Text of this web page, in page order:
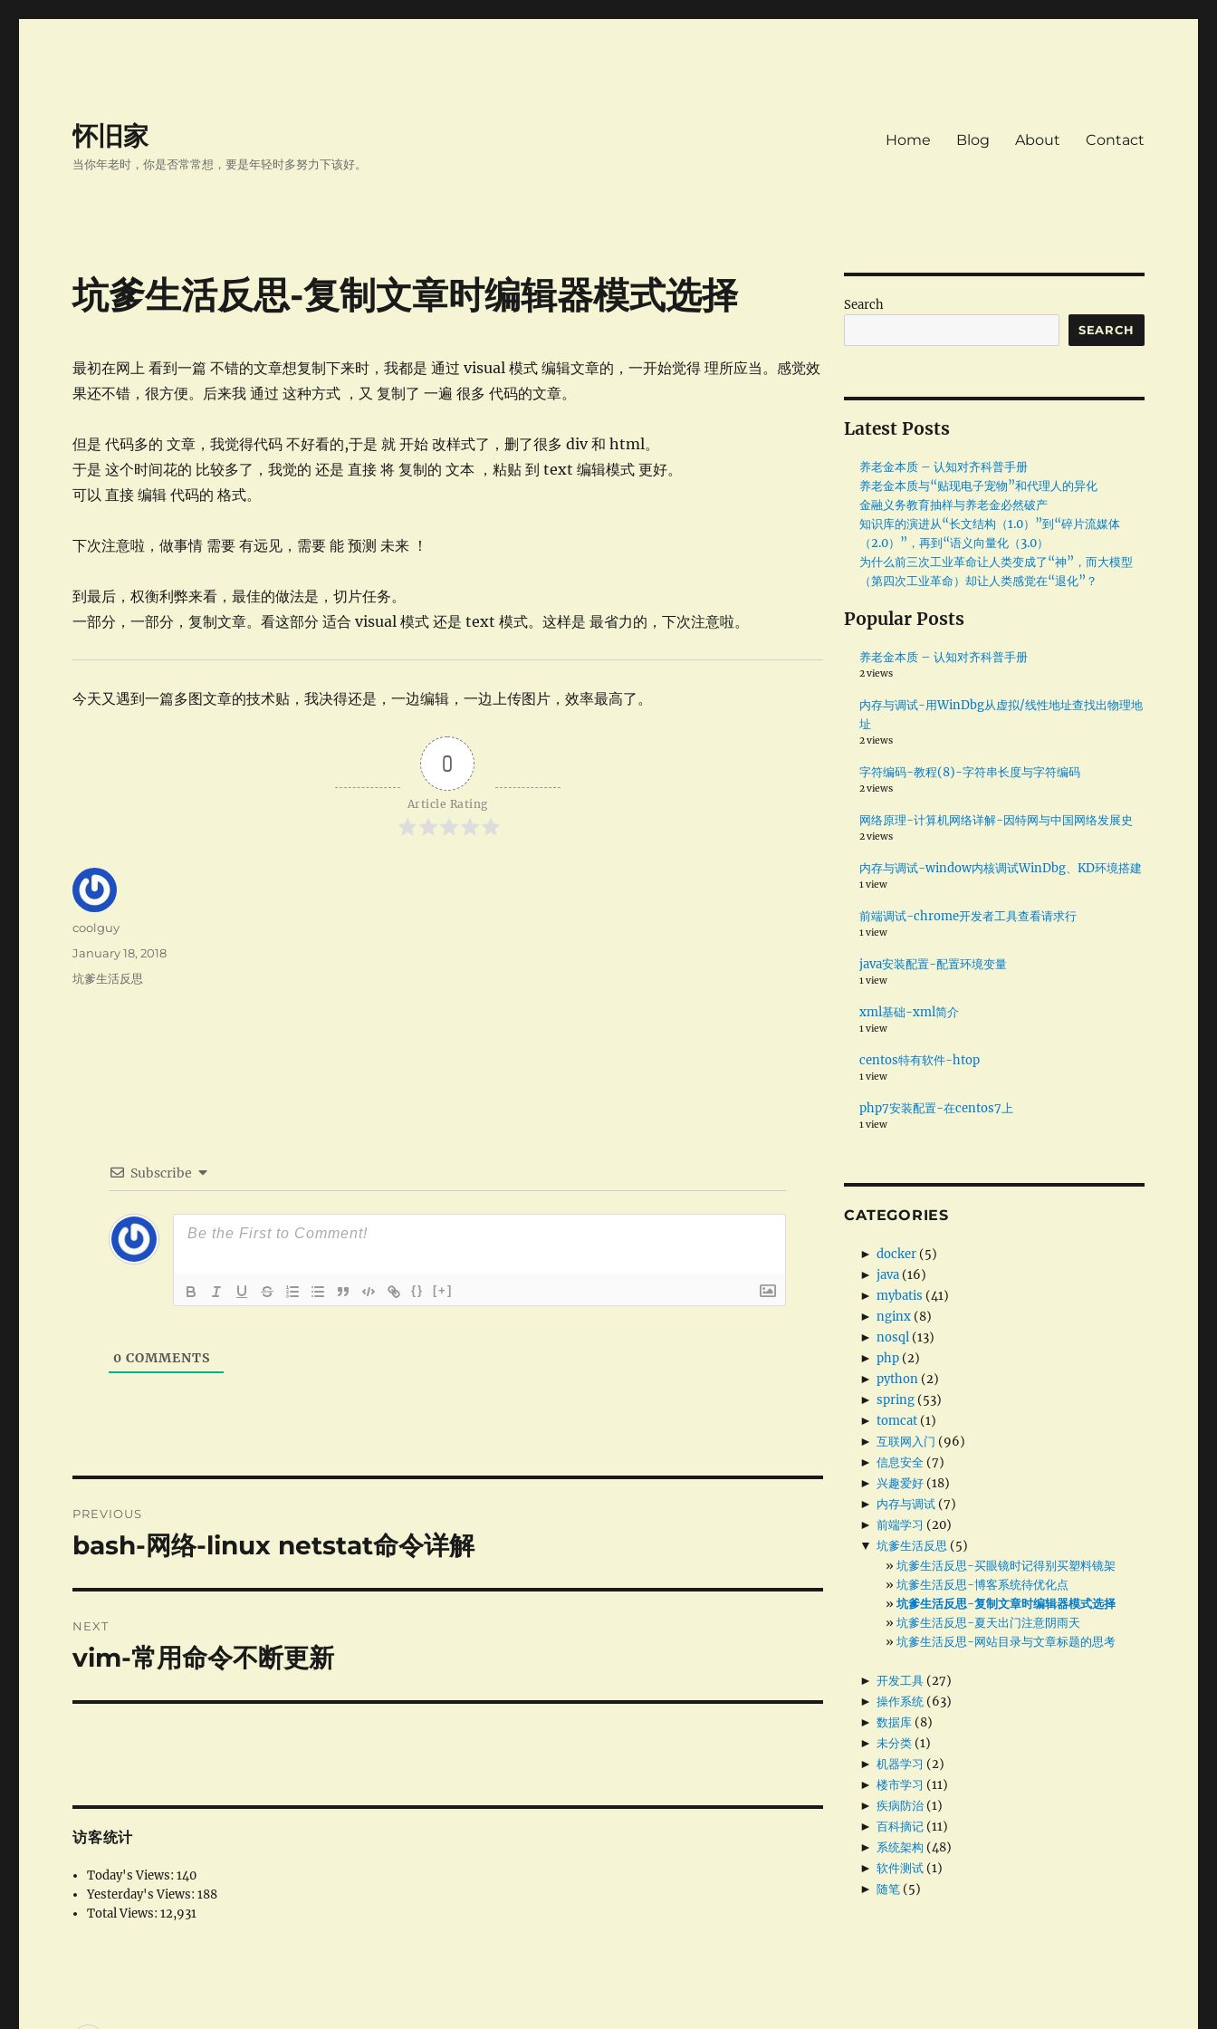
怀旧家
当你年老时，你是否常常想，要是年轻时多努力下该好。
Home Blog About Contact
坑爹生活反思-复制文章时编辑器模式选择
最初在网上 看到一篇 不错的文章想复制下来时，我都是 通过 visual 模式 编辑文章的，一开始觉得 理所应当。感觉效
果还不错，很方便。后来我 通过 这种方式 ，又 复制了 一遍 很多 代码的文章。
但是 代码多的 文章，我觉得代码 不好看的,于是 就 开始 改样式了，删了很多 div 和 html。
于是 这个时间花的 比较多了，我觉的 还是 直接 将 复制的 文本 ，粘贴 到 text 编辑模式 更好。
可以 直接 编辑 代码的 格式。
下次注意啦，做事情 需要 有远见，需要 能 预测 未来 ！
到最后，权衡利弊来看，最佳的做法是，切片任务。
一部分，一部分，复制文章。看这部分 适合 visual 模式 还是 text 模式。这样是 最省力的，下次注意啦。
今天又遇到一篇多图文章的技术贴，我决得还是，一边编辑，一边上传图片，效率最高了。
0
Article Rating
Author
coolguy
Posted
on
January 18, 2018
Categories
坑爹生活反思
Subscribe
{} [+]
0 COMMENTS
navigation
PREVIOUS
Previous
bash-网络-linux netstat命令详解
NEXT
Next
vim-常用命令不断更新
访客统计
Today's Views:140
Yesterday's Views:188
Total Views:12,931
Search
SEARCH
Latest Posts
养老金本质 – 认知对齐科普手册
养老金本质与“贴现电子宠物”和代理人的异化
金融义务教育抽样与养老金必然破产
知识库的演进从“长文结构（1.0）”到“碎片流媒体
（2.0）”，再到“语义向量化（3.0）
为什么前三次工业革命让人类变成了“神”，而大模型
（第四次工业革命）却让人类感觉在“退化”？
Popular Posts
养老金本质 – 认知对齐科普手册
2 views
内存与调试-用WinDbg从虚拟/线性地址查找出物理地
址
2 views
字符编码-教程(8)-字符串长度与字符编码
2 views
网络原理-计算机网络详解-因特网与中国网络发展史
2 views
内存与调试-window内核调试WinDbg、KD环境搭建
1 view
前端调试-chrome开发者工具查看请求行
1 view
java安装配置-配置环境变量
1 view
xml基础-xml简介
1 view
centos特有软件-htop
1 view
php7安装配置-在centos7上
1 view
CATEGORIES
► docker(5)
► java(16)
► mybatis (41)
► nginx(8)
► nosql(13)
► php(2)
► python(2)
► spring(53)
► tomcat(1)
► 互联网入门 (96)
► 信息安全(7)
► 兴趣爱好(18)
► 内存与调试(7)
► 前端学习 (20)
▼ 坑爹生活反思 (5)
坑爹生活反思-买眼镜时记得别买塑料镜架
坑爹生活反思-博客系统待优化点
坑爹生活反思-复制文章时编辑器模式选择
坑爹生活反思-夏天出门注意阴雨天
坑爹生活反思-网站目录与文章标题的思考
► 开发工具(27)
► 操作系统(63)
► 数据库(8)
► 未分类(1)
► 机器学习 (2)
► 楼市学习 (11)
► 疾病防治(1)
► 百科摘记(11)
► 系统架构 (48)
► 软件测试(1)
► 随笔(5)